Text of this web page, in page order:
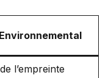
l’empreinte